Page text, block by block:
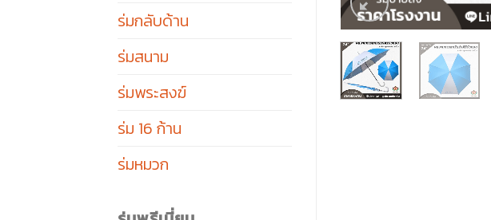
ร่มกลับด้าน
ร่มสนาม
ร่มพระสงฆ์
ร่ม 16 ก้าน
ร่มหมวก